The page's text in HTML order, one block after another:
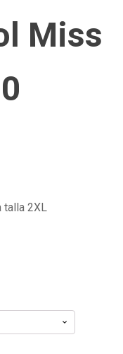
Miss
talla 2XL